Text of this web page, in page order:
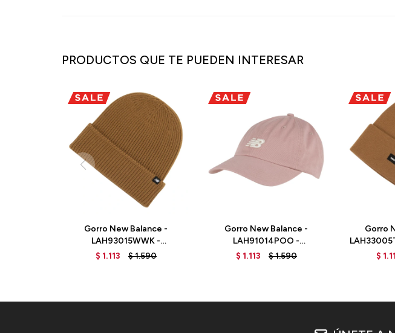
PRODUCTOS QUE TE PUEDEN INTERESAR
Gorro New Balance -
LAH93015WWK -
WORKWEAR
$ 1.113 $1.590
Gorro New Balance -
LAH91014POO -
PINKMOON
$ 1.113 $1.590
Gorro
$